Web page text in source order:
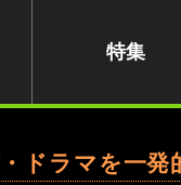
特集
ドラマを一発